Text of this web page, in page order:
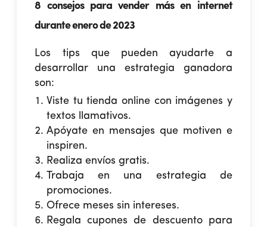
8 consejos para vender más en internet
durante enero de 2023
Los tips que pueden ayudarte a
desarrollar una estrategia ganadora
son:
Viste tu tienda online con imágenes y
textos llamativos.
Apóyate en mensajes que motiven e
inspiren.
Realiza envíos gratis.
Trabaja en una estrategia de
promociones.
Ofrece meses sin intereses.
Regala cupones de descuento para